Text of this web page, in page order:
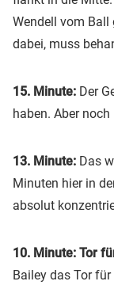
Wendell vom Ball
dabei, muss
15. Minute: Der
haben. Aber
13. Minute: Das
Minuten hier in
absolut
10. Minute: Tor
Bailey das Tor